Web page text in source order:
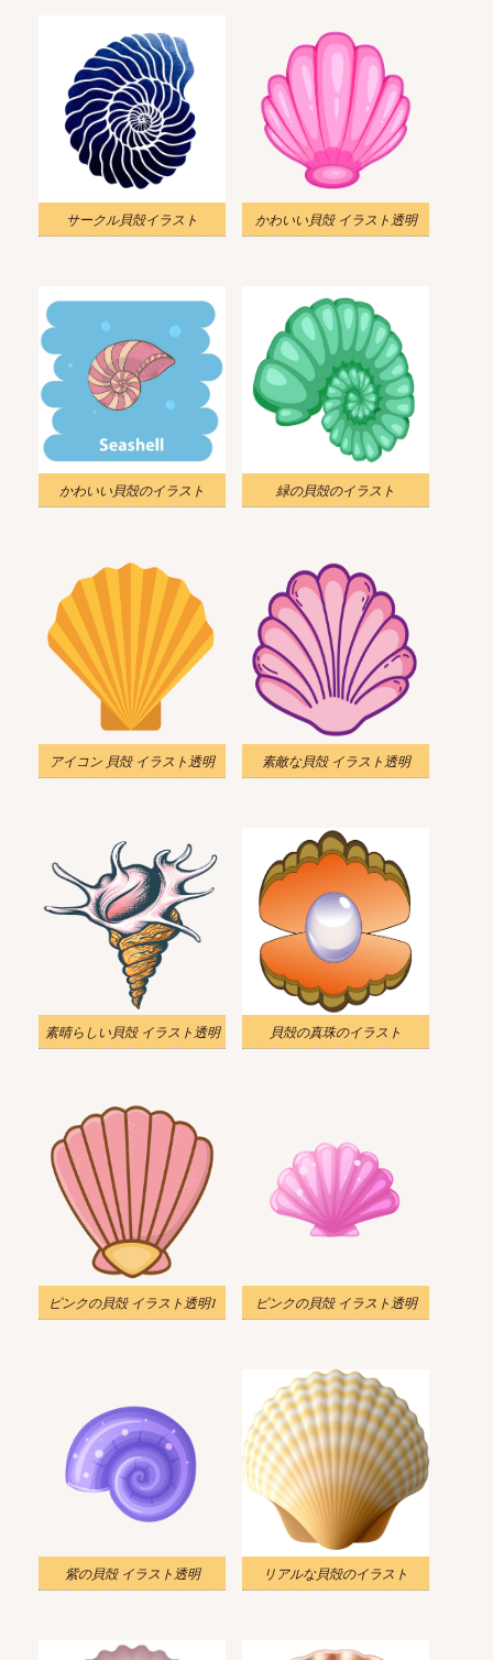
サークル貝殻イラスト かわいい貝殻 イラスト透明
かわいい貝殻のイラスト 緑の貝殻のイラスト
アイコン 貝殻 イラスト透明 素敵な貝殻 イラスト透明
素晴らしい貝殻 イラスト透明 貝殻の真珠のイラスト
ピンクの貝殻 イラスト透明1 ピンクの貝殻 イラスト透明
紫の貝殻 イラスト透明 リアルな貝殻のイラスト